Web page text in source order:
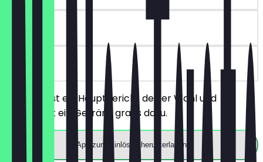
7 Tage
vor Ort
Du bestellst ein Hauptgericht deiner Wahl und
bekommst ein Getränk gratis dazu.
App zum Einlösen herunterladen